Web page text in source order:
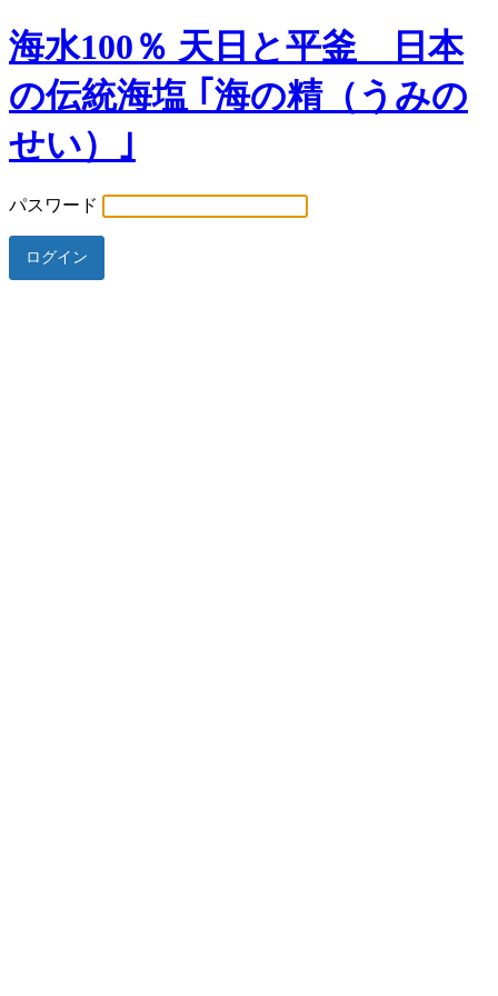
海水100％ 天日と平釜 日本
の伝統海塩 ｢海の精（うみの
せい）｣
パスワード